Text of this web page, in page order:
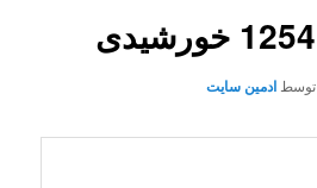
توسطادمین سایت